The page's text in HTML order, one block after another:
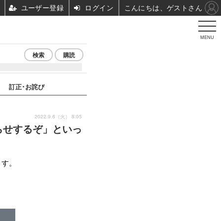
MENU
検索 購読
訂正･お詫び
するぞ」といっ
2022.9.6（火） 8:05
。
ユーザー登録 ログイン こんにちは、ゲストさん